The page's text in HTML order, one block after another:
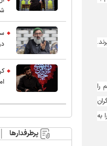
را
به
پرطرفدارها